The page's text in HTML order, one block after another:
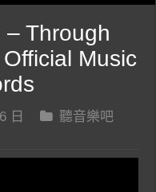
– Through
Music
日
聽音樂吧